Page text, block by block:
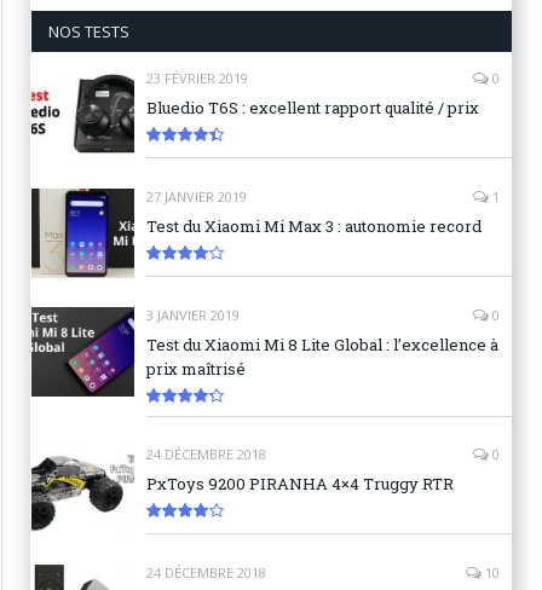
NOS TESTS
23 FÉVRIER 2019 0
Bluedio T6S : excellent rapport qualité / prix
8.9
27 JANVIER 2019 1
Test du Xiaomi Mi Max 3 : autonomie record
8.3
3 JANVIER 2019 0
Test du Xiaomi Mi 8 Lite Global : l’excellence à
prix maîtrisé
24 DÉCEMBRE 2018 0
PxToys 9200 PIRANHA 4×4 Truggy RTR
8.1
24 DÉCEMBRE 2018 10